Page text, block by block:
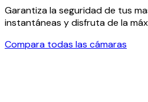
Garantiza la seguridad de tus
instantáneas y disfruta de la
Compara todas las cámaras